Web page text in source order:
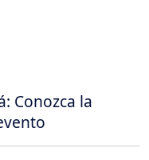
Conozca la